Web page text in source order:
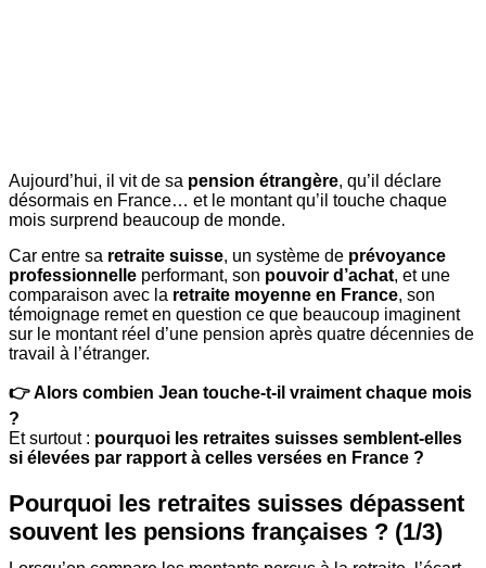
Aujourd’hui, il vit de sa pension étrangère, qu’il déclare
désormais en France… et le montant qu’il touche chaque
mois surprend beaucoup de monde.
Car entre sa retraite suisse, un système de prévoyance
professionnelle performant, son pouvoir d’achat, et une
comparaison avec la retraite moyenne en France, son
témoignage remet en question ce que beaucoup imaginent
sur le montant réel d’une pension après quatre décennies de
travail à l’étranger.
👉 Alors combien Jean touche-t-il vraiment chaque mois
?
Et surtout : pourquoi les retraites suisses semblent-elles
si élevées par rapport à celles versées en France ?
Pourquoi les retraites suisses dépassent
souvent les pensions françaises ? (1/3)